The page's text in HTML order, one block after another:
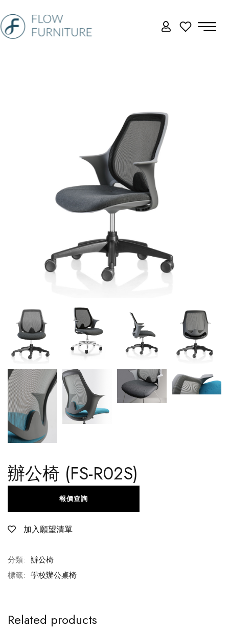
辦公椅 (FS-R02S)
加入願望清單
報價查詢
分類: 辦公椅
標籤: 學校辦公桌椅
Related products